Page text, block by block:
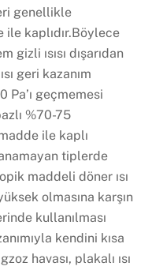
genellikle
kaplıdır.Böylece
gizli ısısı dışarıdan
geri kazanım
Pa’ı geçmemesi
%70-75
ile kaplı
tiplerde
maddeli döner ısı
olmasına karşın
kullanılması
kendini kısa
havası, plakalı ısı